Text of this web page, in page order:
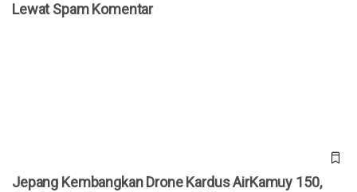
Lewat Spam Komentar
Jepang Kembangkan Drone Kardus AirKamuy 150,